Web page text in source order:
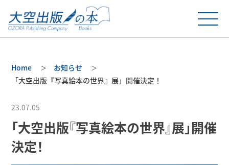
Home
お知らせ
「大空出版『写真絵本の世界』展」開催決定！
23.07.05
「大空出版『写真絵本の世界』展」開催
決定！